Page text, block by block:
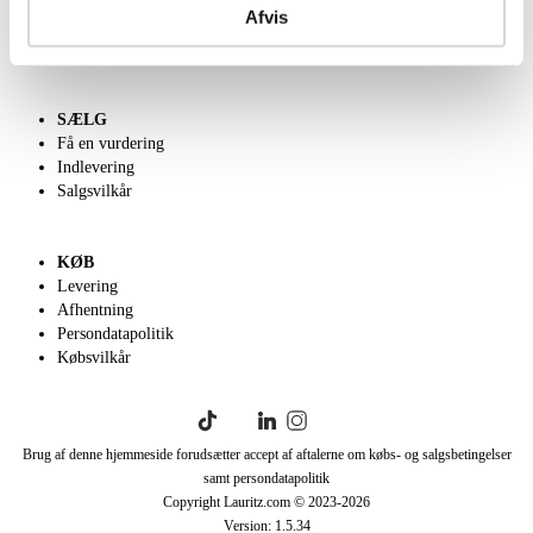
Afvis
English frontpage
SÆLG
Få en vurdering
Indlevering
Salgsvilkår
KØB
Levering
Afhentning
Persondatapolitik
Købsvilkår
Brug af denne hjemmeside forudsætter accept af aftalerne om købs- og salgsbetingelser
samt persondatapolitik
Copyright Lauritz.com © 2023-2026
Version: 1.5.34